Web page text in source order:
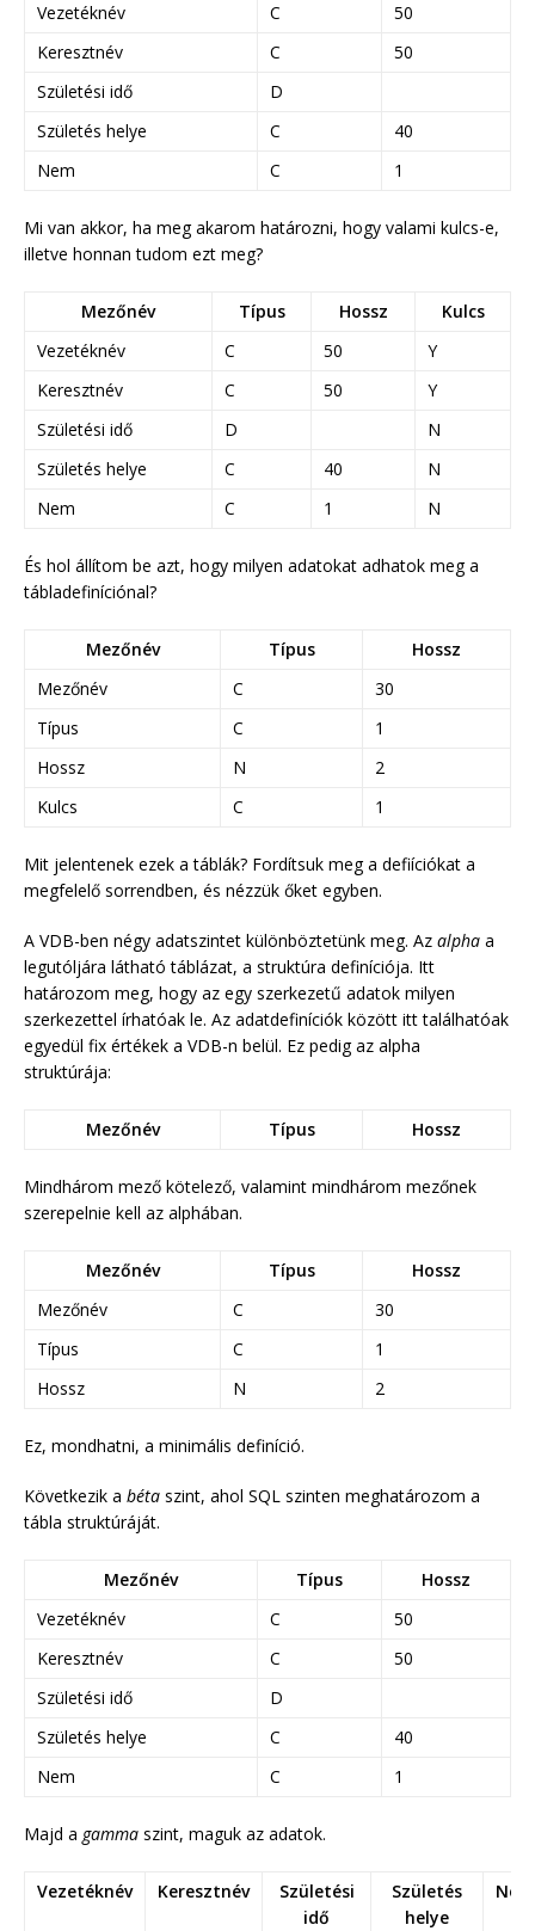
Vezetéknév
C
50
Keresztnév
C
50
Születési idő
D
Születés helye
C
40
Nem
C 1
Mi van akkor, ha meg akarom határozni, hogy valami kulcs-e,
illetve honnan tudom ezt meg?
Mezőnév Típus Hossz
Kulcs
Vezetéknév
C 50
Y
Keresztnév
C 50
Y
Születési idő
D
N
Születés helye
C 40
N
Nem
C 1 N
És hol állítom be azt, hogy milyen adatokat adhatok meg a
tábladefiníciónal?
Mezőnév Típus
Hossz
Mezőnév
C
30
Típus
C
1
Hossz
N
2
Kulcs
C 1
Mit jelentenek ezek a táblák? Fordítsuk meg a defiíciókat a
megfelelő sorrendben, és nézzük őket egyben.
A VDB-ben négy adatszintet különböztetünk meg. Az alpha a
legutóljára látható táblázat, a struktúra definíciója. Itt
határozom meg, hogy az egy szerkezetű adatok milyen
szerkezettel írhatóak le. Az adatdefiníciók között itt találhatóak
egyedül fix értékek a VDB-n belül. Ez pedig az alpha
struktúrája:
Mezőnév Típus Hossz
Mindhárom mező kötelező, valamint mindhárom mezőnek
szerepelnie kell az alphában.
Mezőnév Típus
Hossz
Mezőnév
C
30
Típus
C
1
Hossz
N 2
Ez, mondhatni, a minimális definíció.
Következik a béta szint, ahol SQL szinten meghatározom a
tábla struktúráját.
Mezőnév Típus
Hossz
Vezetéknév
C
50
Keresztnév
C
50
Születési idő
D
Születés helye
C
40
Nem
C 1
Majd a gamma szint, maguk az adatok.
Vezetéknév Keresztnév
Születési
idő
Születés
helye
Nem